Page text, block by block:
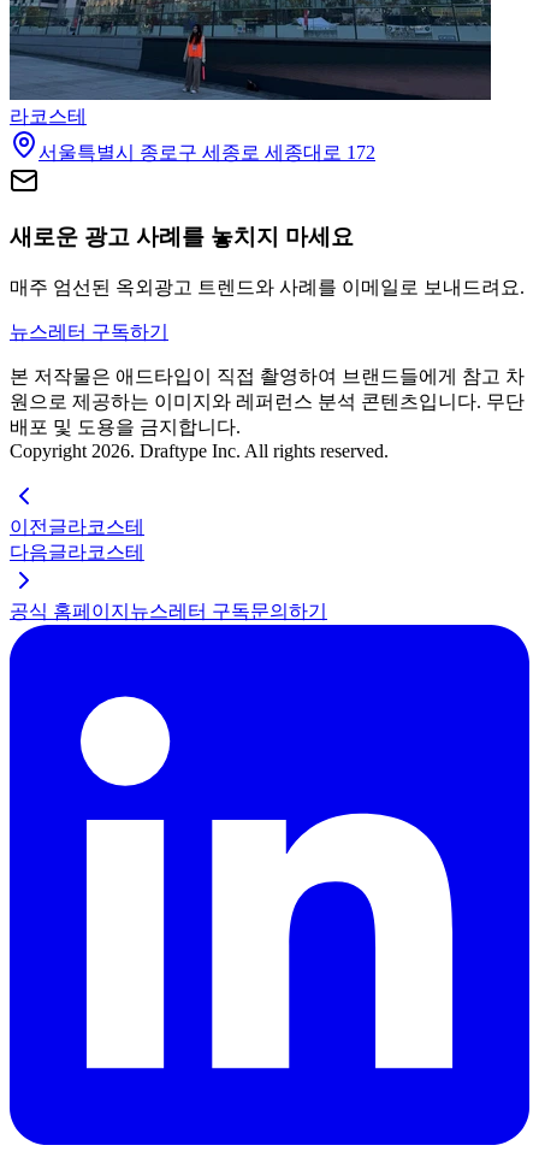
라코스테
서울특별시 종로구 세종로 세종대로 172
새로운 광고 사례를 놓치지 마세요
매주 엄선된 옥외광고 트렌드와 사례를 이메일로 보내드려요.
뉴스레터 구독하기
본 저작물은 애드타입이 직접 촬영하여 브랜드들에게 참고 차
원으로 제공하는 이미지와 레퍼런스 분석 콘텐츠입니다. 무단
배포 및 도용을 금지합니다.
Copyright 2026. Draftype Inc. All rights reserved.
이전글라코스테
다음글라코스테
공식 홈페이지 뉴스레터 구독문의하기